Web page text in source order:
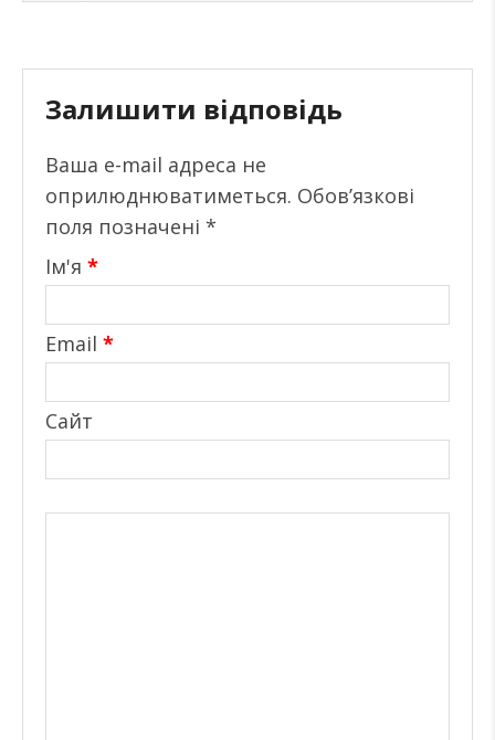
Залишити відповідь
Ваша e-mail адреса не
оприлюднюватиметься. Обов’язкові
поля позначені *
Ім'я *
Email *
Сайт